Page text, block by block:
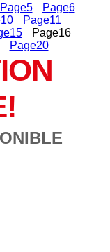
Page5 Page6
10 Page11
15 Page16
Page20